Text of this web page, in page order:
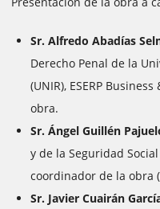
Sr. Alfredo Abadías
Derecho Penal de la
(UNIR), ESERP
obra.
Sr. Ángel Guillén
y de la Seguridad
coordinador de la obra
Sr. Javier Cuairán